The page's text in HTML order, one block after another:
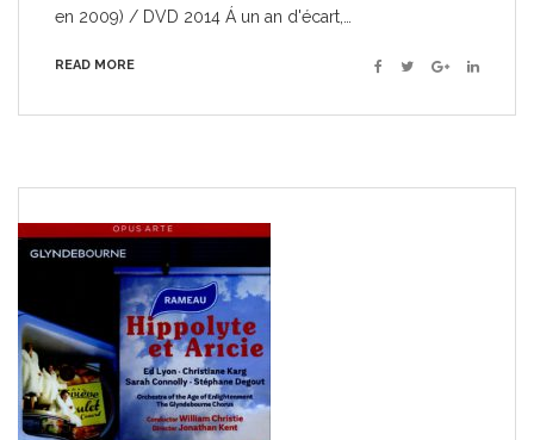
en 2009) / DVD 2014 Á un an d'écart,…
READ MORE Facebook
TwitterGoogle+Linkedin